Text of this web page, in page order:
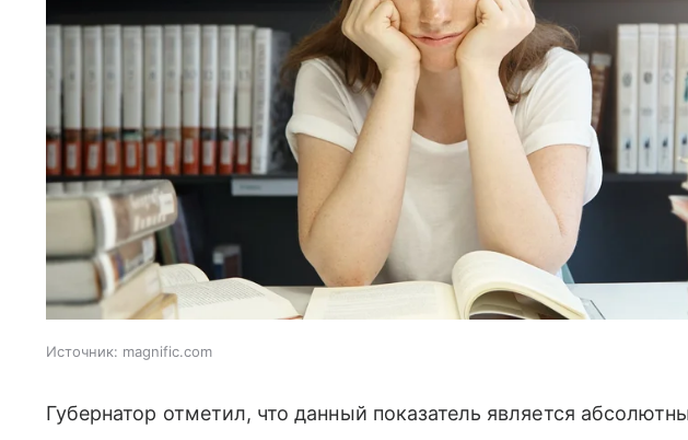
Источник: magnific.com
Губернатор отметил, что данный показатель является